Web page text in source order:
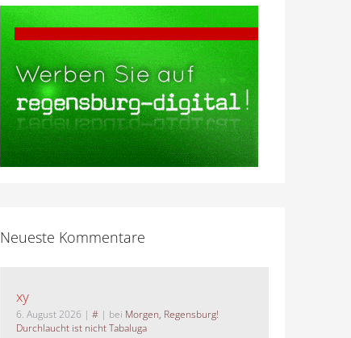
Neueste Kommentare
xy
6. August 2026 | #| bei Morgen, Regensburg!
Durchlaucht ist nicht Tabaluga